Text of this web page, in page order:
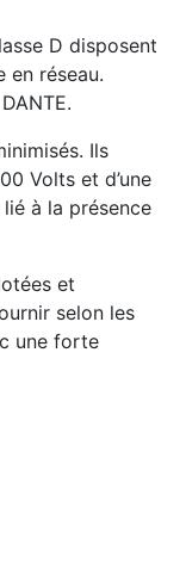
D disposent
en réseau.
Ils
Volts et d’une
à la présence
et
selon les
une forte